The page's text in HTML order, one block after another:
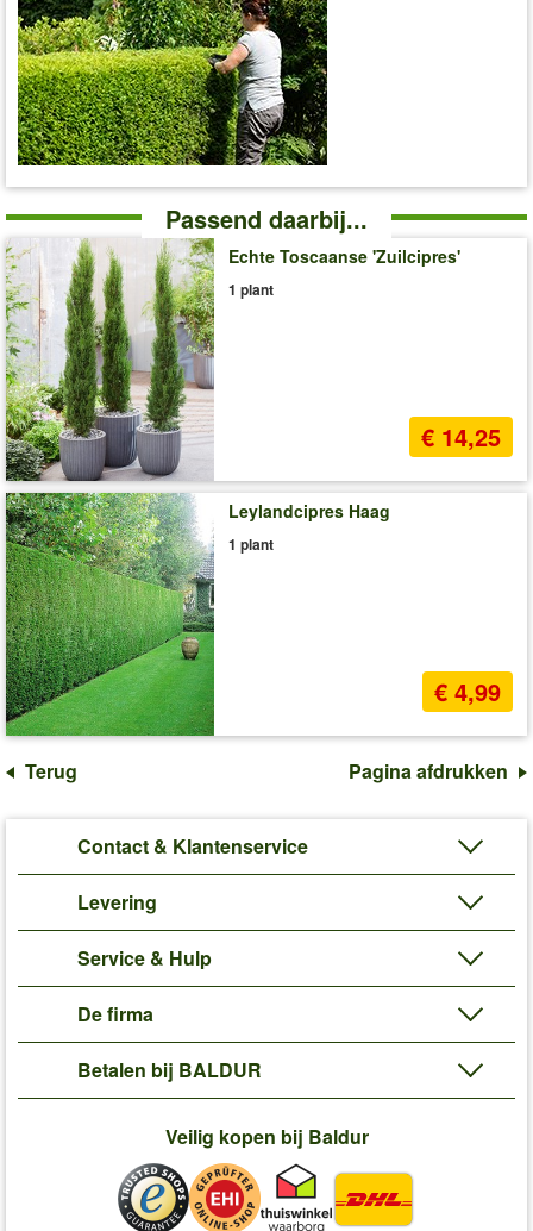
Passend daarbij...
Echte Toscaanse 'Zuilcipres'
1 plant
€ 14,25
Leylandcipres Haag
1 plant
€ 4,99
Terug Pagina afdrukken
Contact & Klantenservice
Levering
Service & Hulp
De firma
Betalen bij BALDUR
Veilig kopen bij Baldur